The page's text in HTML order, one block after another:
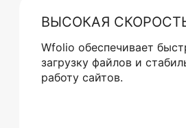
ВЫСОКАЯ
Wfolio обеспечивает
загрузку файлов и
работу сайтов.